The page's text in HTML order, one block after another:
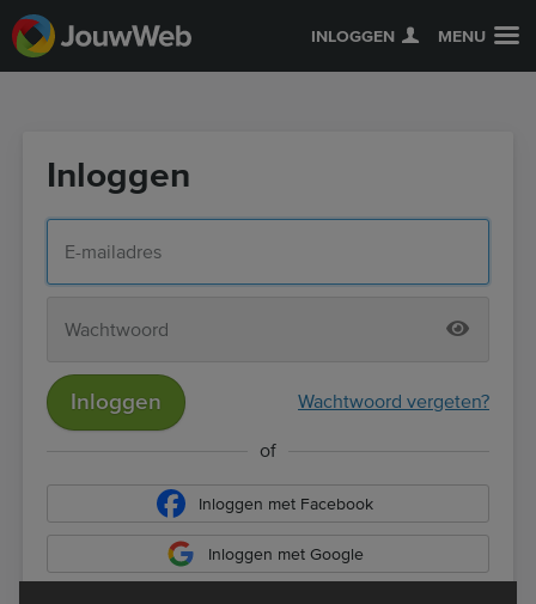
INLOGGEN MENU
Inloggen
Inloggen Wachtwoord vergeten?
of
Inloggen met Facebook
Inloggen met Google